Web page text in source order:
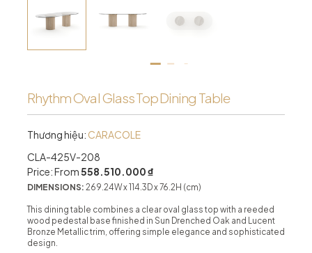
Rhythm Oval Glass Top Dining Table
Thương hiệu: CARACOLE
CLA-425V-208
Price: From558.510.000 ₫
DIMENSIONS: 269.24W x 114.3D x 76.2H (cm)
This dining table combines a clear oval glass top with a reeded
wood pedestal base finished in Sun Drenched Oak and Lucent
Bronze Metallic trim, offering simple elegance and sophisticated
design.